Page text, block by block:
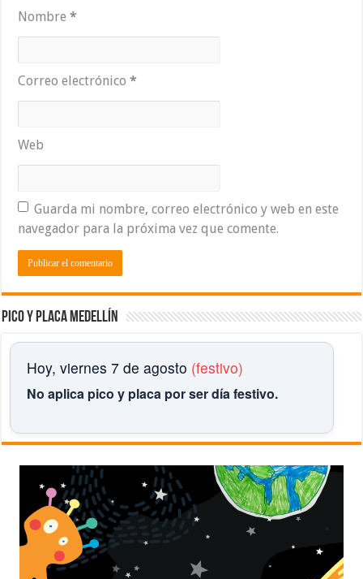
Nombre*
Correo electrónico*
Web
Guarda mi nombre, correo electrónico y web en este
navegador para la próxima vez que comente.
Pico y placa Medellín
Hoy, viernes 7 de agosto (festivo)
No aplica pico y placa por ser día festivo.